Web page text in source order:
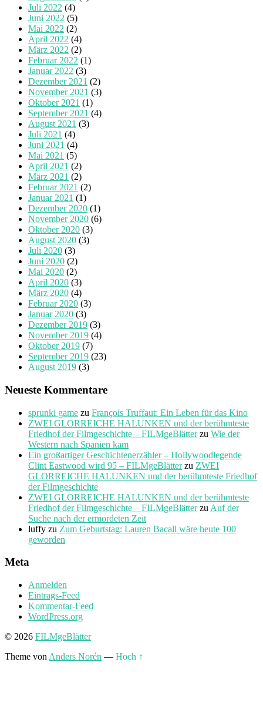
Juli 2022 (4)
Juni 2022 (5)
Mai 2022 (2)
April 2022 (4)
März 2022 (2)
Februar 2022 (1)
Januar 2022 (3)
Dezember 2021 (2)
November 2021 (3)
Oktober 2021 (1)
September 2021 (4)
August 2021 (3)
Juli 2021 (4)
Juni 2021 (4)
Mai 2021 (5)
April 2021 (2)
März 2021 (2)
Februar 2021 (2)
Januar 2021 (1)
Dezember 2020 (1)
November 2020 (6)
Oktober 2020 (3)
August 2020 (3)
Juli 2020 (3)
Juni 2020 (2)
Mai 2020 (2)
April 2020 (3)
März 2020 (4)
Februar 2020 (3)
Januar 2020 (3)
Dezember 2019 (3)
November 2019 (4)
Oktober 2019 (7)
September 2019 (23)
August 2019 (3)
Neueste Kommentare
sprunki game zu François Truffaut: Ein Leben für das Kino
ZWEI GLORREICHE HALUNKEN und der berühmteste
Friedhof der Filmgeschichte – FILMgeBlätterzu Wie der
Western nach Spanien kam
Ein großartiger Geschichtenerzähler – Hollywoodlegende
Clint Eastwood wird 95 – FILMgeBlätterzu ZWEI
GLORREICHE HALUNKEN und der berühmteste Friedhof
der Filmgeschichte
ZWEI GLORREICHE HALUNKEN und der berühmteste
Friedhof der Filmgeschichte – FILMgeBlätterzu Auf der
Suche nach der ermordeten Zeit
luffy zu Zum Geburtstag: Lauren Bacall wäre heute 100
geworden
Meta
Anmelden
Eintrags-Feed
Kommentar-Feed
WordPress.org
© 2026 FILMgeBlätter
Theme von Anders Norén — Hoch ↑